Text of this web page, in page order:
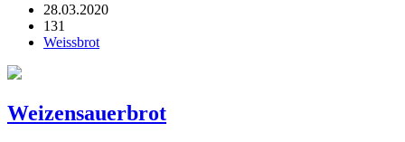
28.03.2020
131
Weissbrot
Weizensauerbrot